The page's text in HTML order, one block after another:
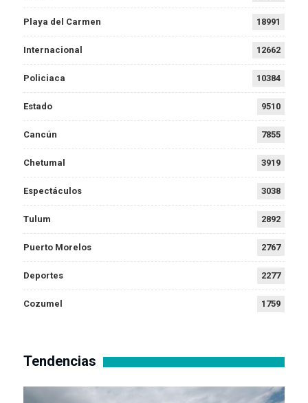
Playa del Carmen 18991
Internacional 12662
Policiaca 10384
Estado 9510
Cancún 7855
Chetumal 3919
Espectáculos 3038
Tulum 2892
Puerto Morelos 2767
Deportes 2277
Cozumel 1759
Tendencias